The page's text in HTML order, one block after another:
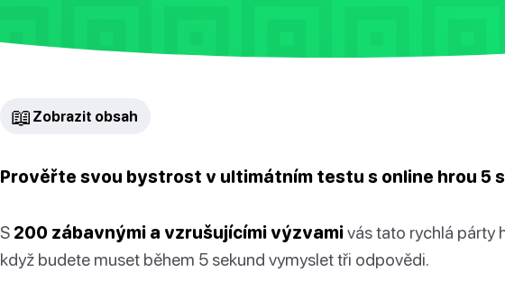
📖 Zobrazit obsah
Prověřte svou bystrost v ultimátním testu s online hrou 5
S 200 zábavnými a vzrušujícími výzvamivás tato rychlá párty
když budete muset během 5 sekund vymyslet tři odpovědi.